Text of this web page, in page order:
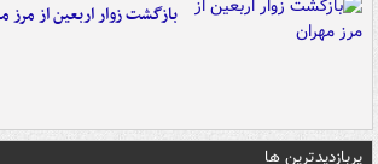
بازگشت زوار اربعین از مرز
پربازدیدترین ها